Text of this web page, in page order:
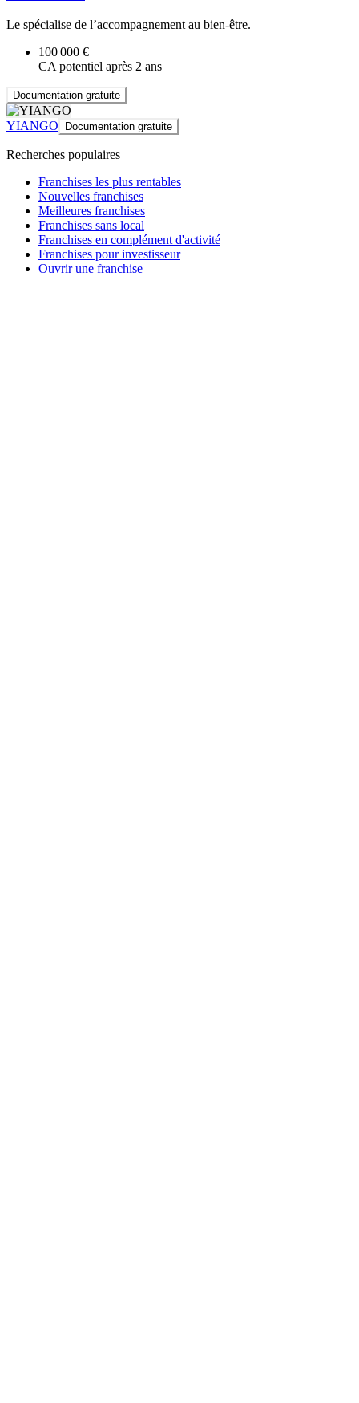
Le spécialise de l’accompagnement au bien-être.
100 000 €
CA potentiel après 2 ans
Documentation gratuite
YIANGO Documentation gratuite
Recherches populaires
Franchises les plus rentables
Nouvelles franchises
Meilleures franchises
Franchises sans local
Franchises en complément d'activité
Franchises pour investisseur
Ouvrir une franchise